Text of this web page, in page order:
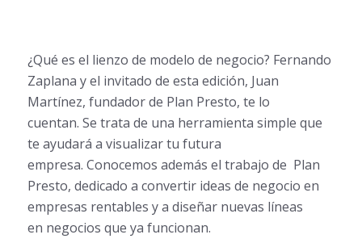
¿Qué es el lienzo de modelo de negocio? Fernando
Zaplana y el invitado de esta edición, Juan
Martínez, fundador de Plan Presto, te lo
cuentan. Se trata de una herramienta simple que
te ayudará a visualizar tu futura
empresa. Conocemos además el trabajo de Plan
Presto, dedicado a convertir ideas de negocio en
empresas rentables y a diseñar nuevas líneas
en negocios que ya funcionan.